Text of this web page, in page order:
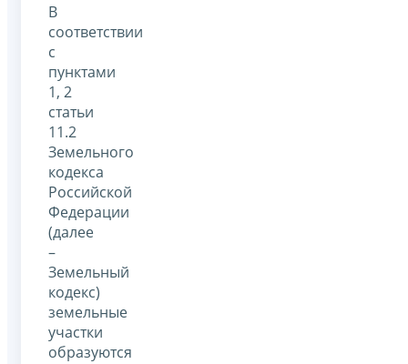
В
соответствии
с
пунктами
1, 2
статьи
11.2
Земельного
кодекса
Российской
Федерации
(далее
–
Земельный
кодекс)
земельные
участки
образуются